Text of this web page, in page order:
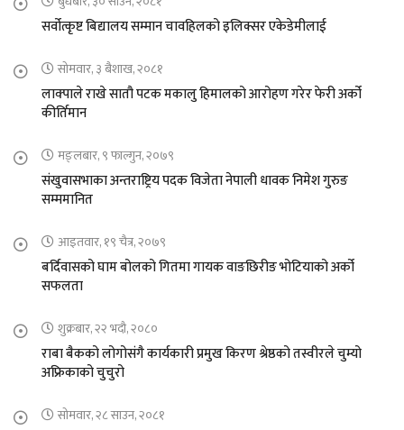
सर्वोत्कृष्ट बिद्यालय सम्मान चावहिलको इलिक्सर एकेडेमीलाई
सोमवार, ३ बैशाख, २०८१
लाक्पाले राखे सातौ पटक मकालु हिमालको आरोहण गरेर फेरी अर्को
कीर्तिमान
मङ्लबार, ९ फाल्गुन, २०७९
संखुवासभाका अन्तराष्ट्रिय पदक विजेता नेपाली धावक निमेश गुरुङ
सम्ममानित
आइतवार, १९ चैत्र, २०७९
बर्दिवासको घाम बोलको गितमा गायक वाङछिरीङ भोटियाको अर्को
सफलता
शुक्रबार, २२ भदौ, २०८०
राबा बैकको लोगोसंगै कार्यकारी प्रमुख किरण श्रेष्ठको तस्वीरले चुम्यो
अफ्रिकाको चुचुरो
सोमवार, २८ साउन, २०८१